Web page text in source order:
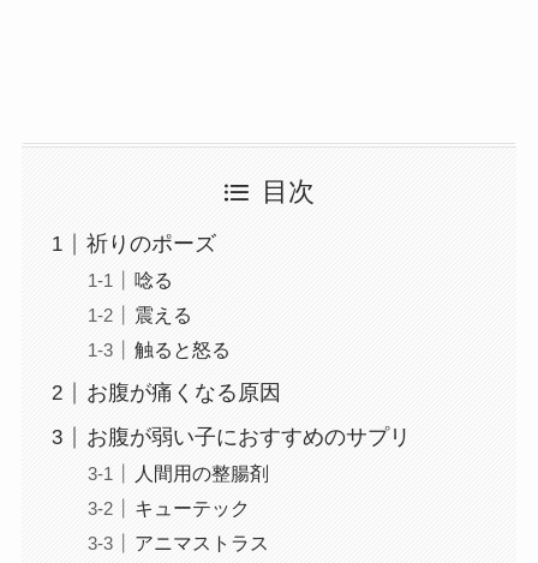
目次
祈りのポーズ
唸る
震える
触ると怒る
お腹が痛くなる原因
お腹が弱い子におすすめのサプリ
人間用の整腸剤
キューテック
アニマストラス